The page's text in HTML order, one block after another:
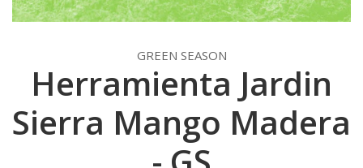
GREEN SEASON
Herramienta Jardin
Sierra Mango Madera